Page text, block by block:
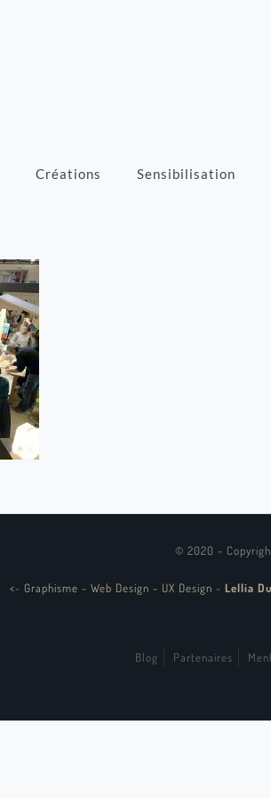
Créations Sensibilisation
© 2020 -
<- Graphisme - Web Design - UX Design - Lellia
Blog Partenaires